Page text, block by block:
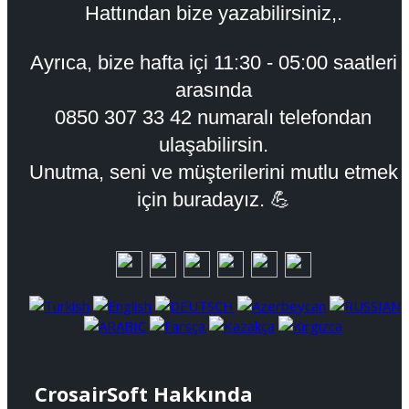
Hattından bize yazabilirsiniz,.
Ayrıca, bize hafta içi 11:30 - 05:00saatleri
arasında
0850 307 33 42 numaralı telefondan
ulaşabilirsin.
Unutma, seni ve müşterilerini mutlu etmek
için buradayız. 💪
CrosairSoft Hakkında